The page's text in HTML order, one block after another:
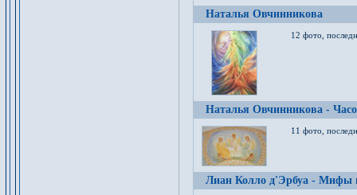
Наталья Овчинникова
12 фото,
Наталья Овчинникова -
11 фото,
Лиан Колло д'Эрбуа - Мифы